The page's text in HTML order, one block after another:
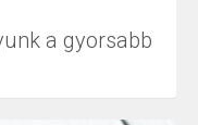
a gyorsabb